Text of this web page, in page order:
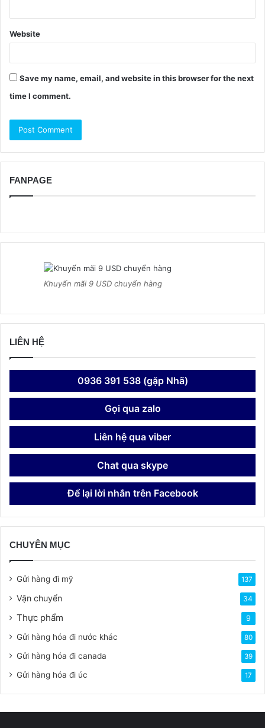
Website
Save my name, email, and website in this browser for the next
time I comment.
FANPAGE
Khuyến mãi 9 USD chuyển hàng
LIÊN HỆ
0936 391 538 (gặp Nhã)
Gọi qua zalo
Liên hệ qua viber
Chat qua skype
Để lại lời nhắn trên Facebook
CHUYÊN MỤC
Gửi hàng đi mỹ 137
Vận chuyển 34
Thực phẩm 9
Gửi hàng hóa đi nước khác 80
Gửi hàng hóa đi canada 39
Gửi hàng hóa đi úc 17